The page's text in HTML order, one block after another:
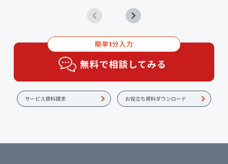
簡単1分入力
無料で相談してみる
サービス資料請求 お役立ち資料ダウンロード